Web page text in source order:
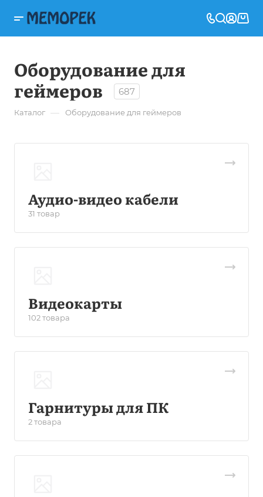
Оборудование для
геймеров
687
Каталог — Оборудование для геймеров
Аудио-видео кабели
31 товар
Видеокарты
102 товара
Гарнитуры для ПК
2 товара